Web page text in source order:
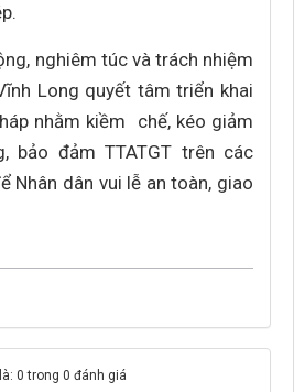
nghiêm túc và trách nhiệm
Long quyết tâm triển khai
nhằm kiềm chế, kéo giảm
bảo đảm TTATGT trên các
Nhân dân vui lễ an toàn, giao
0 trong 0 đánh giá